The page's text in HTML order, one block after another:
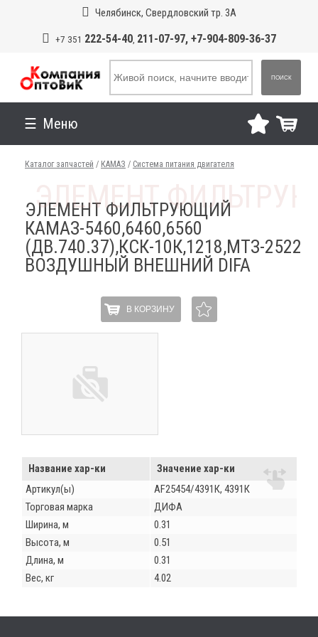
Челябинск, Свердловский тр. 3А
+7 351 222-54-40, 211-07-97, +7-904-809-36-37
ПОИСК
Меню
Каталог запчастей / КАМАЗ / Система питания двигателя
ЭЛЕМЕНТ ФИЛЬТРУЮЩИЙ
КАМАЗ-5460,6460,6560
(ДВ.740.37),КСК-10К,1218,МТЗ-2522
ВОЗДУШНЫЙ ВНЕШНИЙ DIFA
В КОРЗИНУ
Название хар-ки
Значение хар-ки
Артикул(ы)
AF25454/4391К, 4391К
Торговая марка
ДИФА
Ширина, м
0.31
Высота, м
0.51
Длина, м
0.31
Вес, кг
4.02